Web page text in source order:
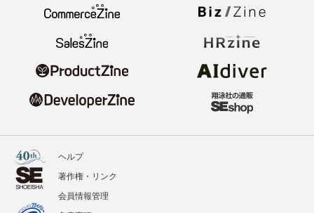
ヘルプ
著作権・リンク
会員情報管理